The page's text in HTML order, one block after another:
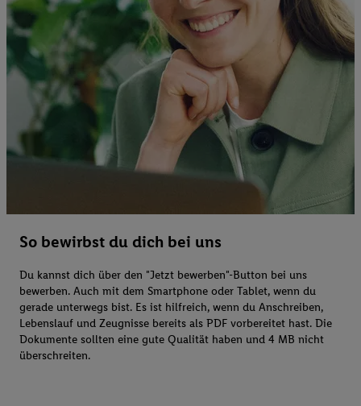
So bewirbst du dich bei uns
Du kannst dich über den "Jetzt bewerben"-Button bei uns
bewerben. Auch mit dem Smartphone oder Tablet, wenn du
gerade unterwegs bist. Es ist hilfreich, wenn du Anschreiben,
Lebenslauf und Zeugnisse bereits als PDF vorbereitet hast. Die
Dokumente sollten eine gute Qualität haben und 4 MB nicht
überschreiten.